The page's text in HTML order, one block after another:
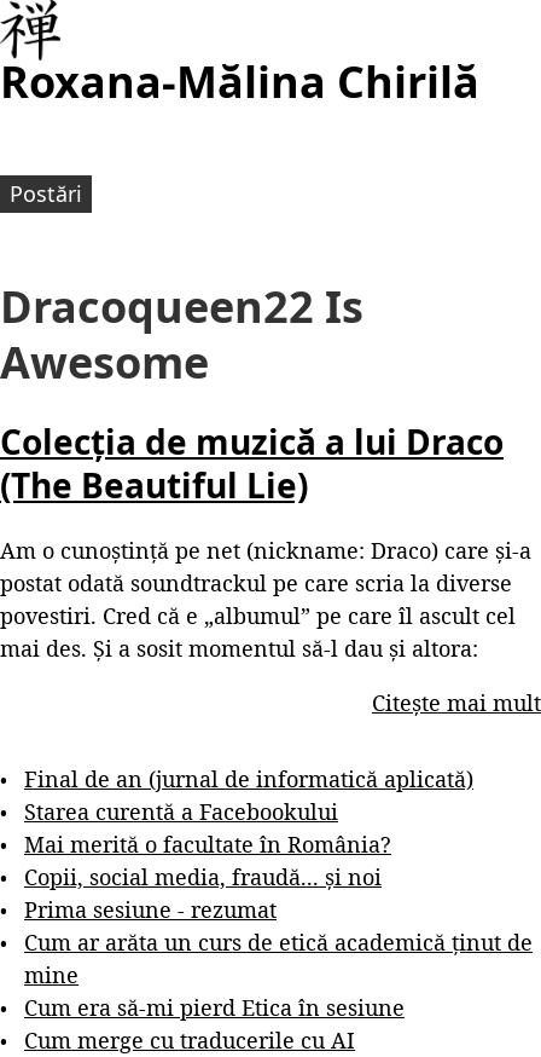
Roxana-Mălina Chirilă
Postări
Dracoqueen22 Is
Awesome
Colecția de muzică a lui Draco
(The Beautiful Lie)
Am o cunoștință pe net (nickname: Draco) care și-a
postat odată soundtrackul pe care scria la diverse
povestiri. Cred că e „albumul” pe care îl ascult cel
mai des. Și a sosit momentul să-l dau și altora:
Citește mai mult
Final de an (jurnal de informatică aplicată)
Starea curentă a Facebookului
Mai merită o facultate în România?
Copii, social media, fraudă... și noi
Prima sesiune - rezumat
Cum ar arăta un curs de etică academică ținut de
mine
Cum era să-mi pierd Etica în sesiune
Cum merge cu traducerile cu AI